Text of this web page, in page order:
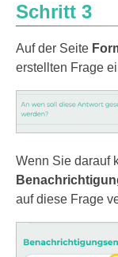
Schritt 3
Auf der Seite
erstellten Frage
Wenn Sie darauf
auf diese Frage